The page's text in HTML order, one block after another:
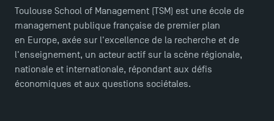
Toulouse School of Management (TSM) est une école de
management publique française de premier plan
en Europe, axée sur l'excellence de la recherche et de
l'enseignement, un acteur actif sur la scène régionale,
nationale et internationale, répondant aux défis
économiques et aux questions sociétales.